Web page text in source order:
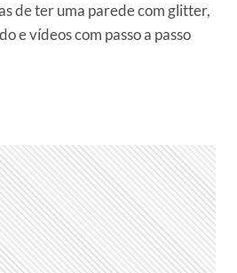
de ter uma parede com glitter,
e vídeos com passo a passo